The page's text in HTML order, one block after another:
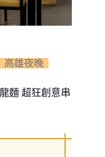
高雄夜晚
麵 超狂創意串